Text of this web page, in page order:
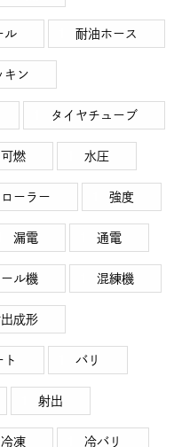
ル 耐油ホース
キン
タイヤチューブ
可燃 水圧
ローラー 強度
漏電 通電
ール機 混練機
成形
ト バリ
射出
冷凍 冷バリ